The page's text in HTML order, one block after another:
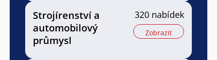
Strojírenství a
automobilový
průmysl
320 nabídek
Zobrazit